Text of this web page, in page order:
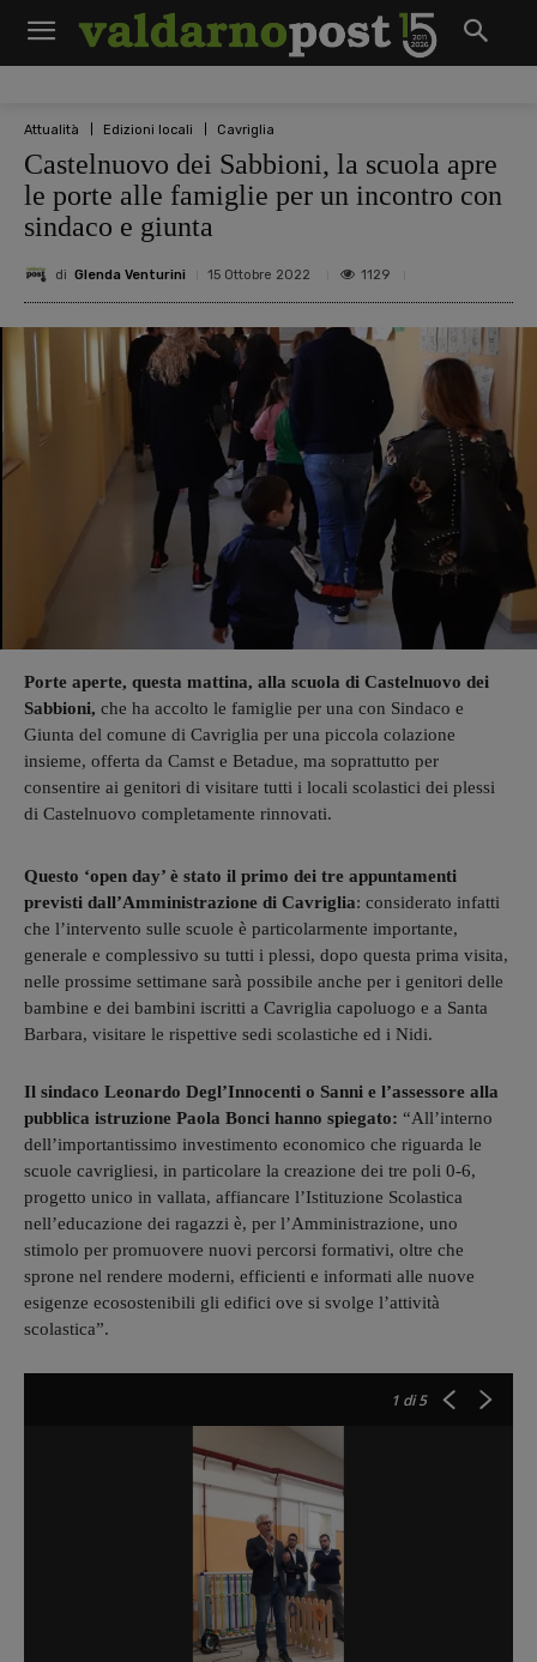
Attualità Edizioni locali Cavriglia
Castelnuovo dei Sabbioni, la scuola apre
le porte alle famiglie per un incontro con
sindaco e giunta
di Glenda Venturini 15 Ottobre 2022 1129
Porte aperte, questa mattina, alla scuola di Castelnuovo dei
Sabbioni, che ha accolto le famiglie per una con Sindaco e
Giunta del comune di Cavriglia per una piccola colazione
insieme, offerta da Camst e Betadue, ma soprattutto per
consentire ai genitori di visitare tutti i locali scolastici dei plessi
di Castelnuovo completamente rinnovati.
Questo ‘open day’ è stato il primo dei tre appuntamenti
previsti dall’Amministrazione di Cavriglia: considerato infatti
che l’intervento sulle scuole è particolarmente importante,
generale e complessivo su tutti i plessi, dopo questa prima visita,
nelle prossime settimane sarà possibile anche per i genitori delle
bambine e dei bambini iscritti a Cavriglia capoluogo e a Santa
Barbara, visitare le rispettive sedi scolastiche ed i Nidi.
Il sindaco Leonardo Degl’Innocenti o Sanni e l’assessore alla
pubblica istruzione Paola Bonci hanno spiegato: “All’interno
dell’importantissimo investimento economico che riguarda le
scuole cavrigliesi, in particolare la creazione dei tre poli 0-6,
progetto unico in vallata, affiancare l’Istituzione Scolastica
nell’educazione dei ragazzi è, per l’Amministrazione, uno
stimolo per promuovere nuovi percorsi formativi, oltre che
sprone nel rendere moderni, efficienti e informati alle nuove
esigenze ecosostenibili gli edifici ove si svolge l’attività
scolastica”.
1 di 5